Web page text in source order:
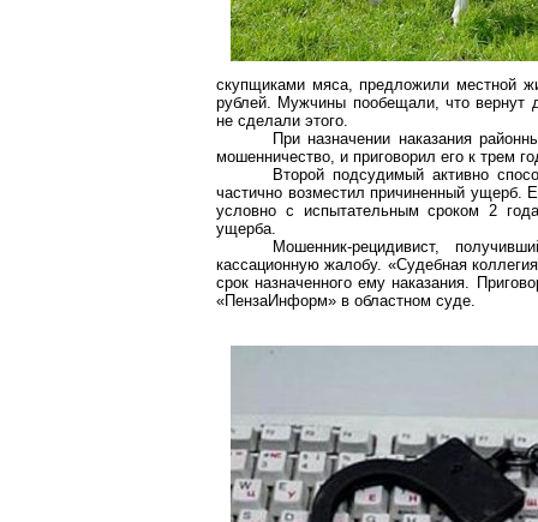
скупщиками мяса, предложили местной
рублей. Мужчины пообещали, что вернут
не сделали этого.
При назначении наказания
мошенничество, и приговорил его к трем
Второй подсудимый активно
частично возместил причиненный ущерб.
условно с испытательным сроком 2
ущерба.
Мошенник-рецидивист,
кассационную жалобу. «Судебная
срок назначенного ему наказания.
«ПензаИнформ» в областном суде.